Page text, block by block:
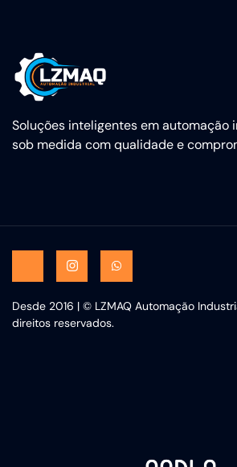
Soluções inteligentes em automação
sob medida com qualidade e
Desde 2016 | © LZMAQ Automação
direitos reservados.